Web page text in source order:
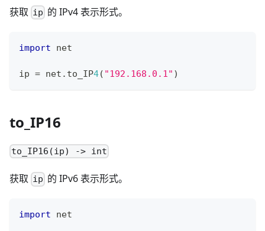
获取 ip 的 IPv4 表示形式。
import net
ip = net . to_IP4( "192.168.0.1" )
to_IP16
to_IP16(ip) -> int
获取 ip 的 IPv6 表示形式。
import net